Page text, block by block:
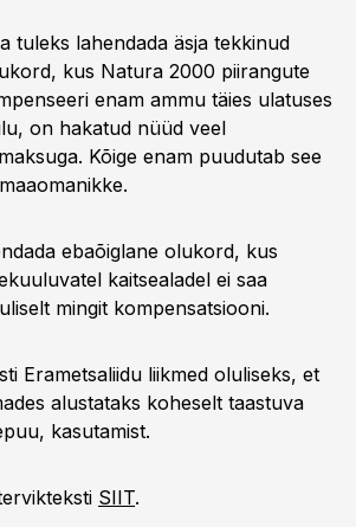
tuleks lahendada äsja tekkinud
kus Natura 2000 piirangute
enam ammu täies ulatuses
on hakatud nüüd veel
Kõige enam puudutab see
ebaõiglane olukord, kus
kaitsealadel ei saa
mingit kompensatsiooni.
Erametsaliidu liikmed oluliseks, et
alustataks koheselt taastuva
kasutamist.
SIIT.